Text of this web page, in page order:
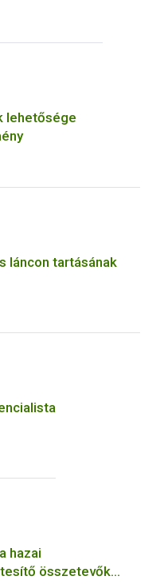
lehetősége
láncon tartásának
hazai
összetevők